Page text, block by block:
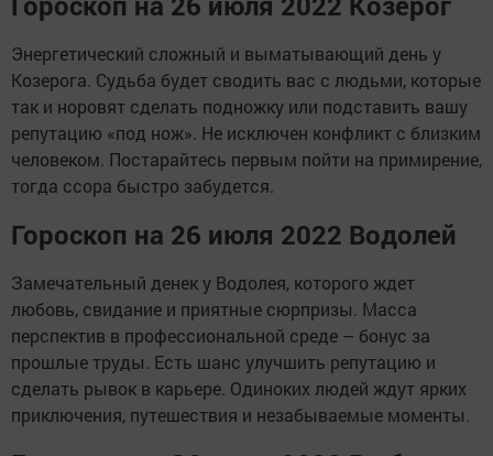
Энергетический сложный и выматывающий день у
Козерога. Судьба будет сводить вас с людьми, которые
так и норовят сделать подножку или подставить вашу
репутацию «под нож». Не исключен конфликт с близким
человеком. Постарайтесь первым пойти на примирение,
тогда ссора быстро забудется.
Гороскоп на 26 июля 2022 Водолей
Замечательный денек у Водолея, которого ждет
любовь, свидание и приятные сюрпризы. Масса
перспектив в профессиональной среде – бонус за
прошлые труды. Есть шанс улучшить репутацию и
сделать рывок в карьере. Одиноких людей ждут ярких
приключения, путешествия и незабываемые моменты.